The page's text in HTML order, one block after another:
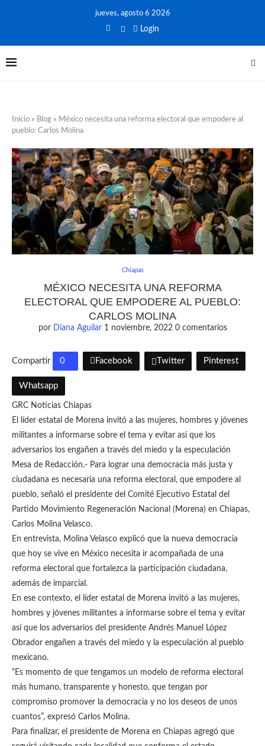
jueves, agosto 6 2026
Login
Inicio » Blog » México necesita una reforma electoral que empodere al
pueblo: Carlos Molina
Chiapas
MÉXICO NECESITA UNA REFORMA
ELECTORAL QUE EMPODERE AL PUEBLO:
CARLOS MOLINA
por Diana Aguilar 1 noviembre, 2022 0 comentarios
Compartir 0 Facebook Twitter Pinterest
Whatsapp
GRC Noticias Chiapas
El líder estatal de Morena invitó a las mujeres, hombres y jóvenes
militantes a informarse sobre el tema y evitar así que los
adversarios los engañen a través del miedo y la especulación
Mesa de Redacción.- Para lograr una democracia más justa y
ciudadana es necesaria una reforma electoral, que empodere al
pueblo, señaló el presidente del Comité Ejecutivo Estatal del
Partido Movimiento Regeneración Nacional (Morena) en Chiapas,
Carlos Molina Velasco.
En entrevista, Molina Velasco explicó que la nueva democracia
que hoy se vive en México necesita ir acompañada de una
reforma electoral que fortalezca la participación ciudadana,
además de imparcial.
En ese contexto, el líder estatal de Morena invitó a las mujeres,
hombres y jóvenes militantes a informarse sobre el tema y evitar
así que los adversarios del presidente Andrés Manuel López
Obrador engañen a través del miedo y la especulación al pueblo
mexicano.
“Es momento de que tengamos un modelo de reforma electoral
más humano, transparente y honesto, que tengan por
compromiso promover la democracia y no los deseos de unos
cuantos”, expresó Carlos Molina.
Para finalizar, el presidente de Morena en Chiapas agregó que